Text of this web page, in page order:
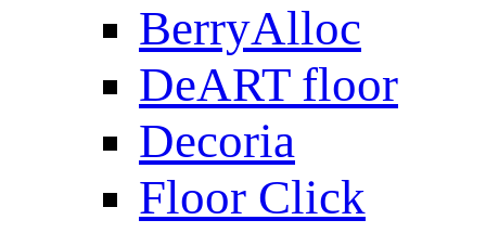
BerryAlloc
DeART floor
Decoria
Floor Click